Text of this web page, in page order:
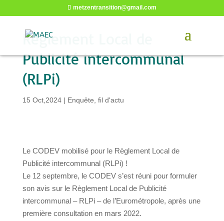
metzentransition@gmail.com
Règlement Local de
Publicité intercommunal
(RLPi)
15 Oct,2024| Enquête fil d'actu
Le CODEV mobilisé pour le Règlement Local de
Publicité intercommunal (RLPi) !
Le 12 septembre, le CODEV s’est réuni pour formuler
son avis sur le Règlement Local de Publicité
intercommunal – RLPi – de l’Eurométropole, après une
première consultation en mars 2022.